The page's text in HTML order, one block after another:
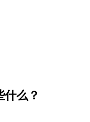
什么？